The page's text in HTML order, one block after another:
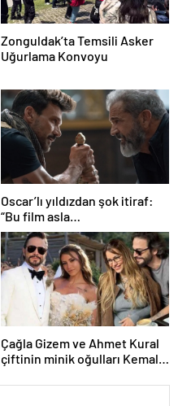
Zonguldak’ta Temsili Asker
Uğurlama Konvoyu
Oscar’lı yıldızdan şok itiraf:
“Bu film asla
yayınlanmamalıydı!”
Çağla Gizem ve Ahmet Kural
çiftinin minik oğulları Kemal, 1
gününden kareler!